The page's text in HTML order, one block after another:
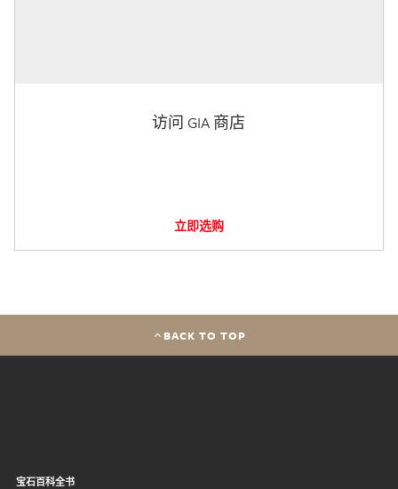
访问 GIA 商店
立即选购
BACK TO TOP
宝石百科全书